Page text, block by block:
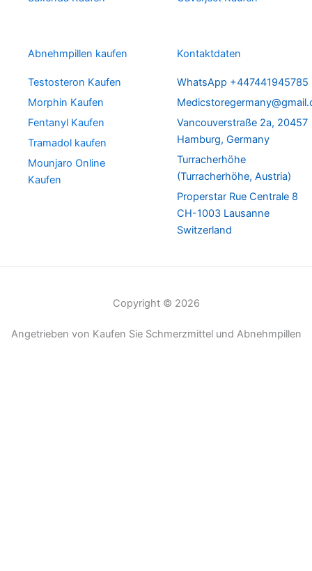
Abnehmpillen kaufen
Testosteron Kaufen
Morphin Kaufen
Fentanyl Kaufen
Tramadol kaufen
Mounjaro Online
Kaufen
Kontaktdaten
WhatsApp +447441945785
Vancouverstraße 2a, 20457
Hamburg, Germany
Turracherhöhe
(Turracherhöhe, Austria)
Properstar Rue Centrale 8
CH-1003 Lausanne
Switzerland
Copyright © 2026
Angetrieben von Kaufen Sie Schmerzmittel und Abnehmpillen